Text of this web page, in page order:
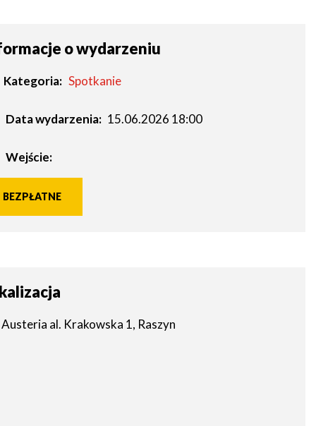
o wydarzeniu
Kategoria Spotkanie
Data wydarzenia: 15.06.2026 18:00
Wejście:
BEZPŁATNE
Austeria al. Krakowska 1, Raszyn